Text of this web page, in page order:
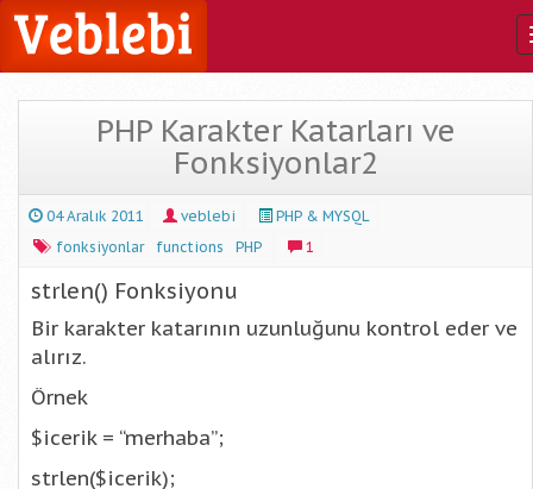
PHP Karakter Katarları ve
Fonksiyonlar2
04 Aralık 2011 veblebi
PHP & MYSQL
fonksiyonlar
functions PHP 1
strlen() Fonksiyonu
Bir karakter katarının uzunluğunu kontrol eder ve
alırız.
Örnek
$icerik = “merhaba”;
strlen($icerik);